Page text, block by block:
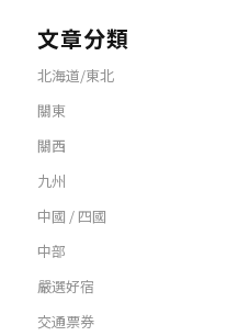
文章分類
北海道/東北
關東
關西
九州
中國 / 四國
中部
嚴選好宿
交通票券